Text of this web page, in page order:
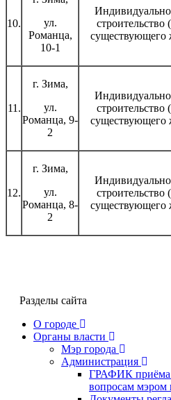
10.
ул.
Романца,
10-1
строительство
существующего
11.
г. Зима,
ул.
Романца, 9-
2
строительство
существующего
12.
г. Зима,
ул.
Романца, 8-
2
строительство
существующего
Разделы сайта
О городе
Органы власти
Мэр города
Администрация
ГРАФИК приёма
вопросам мэром